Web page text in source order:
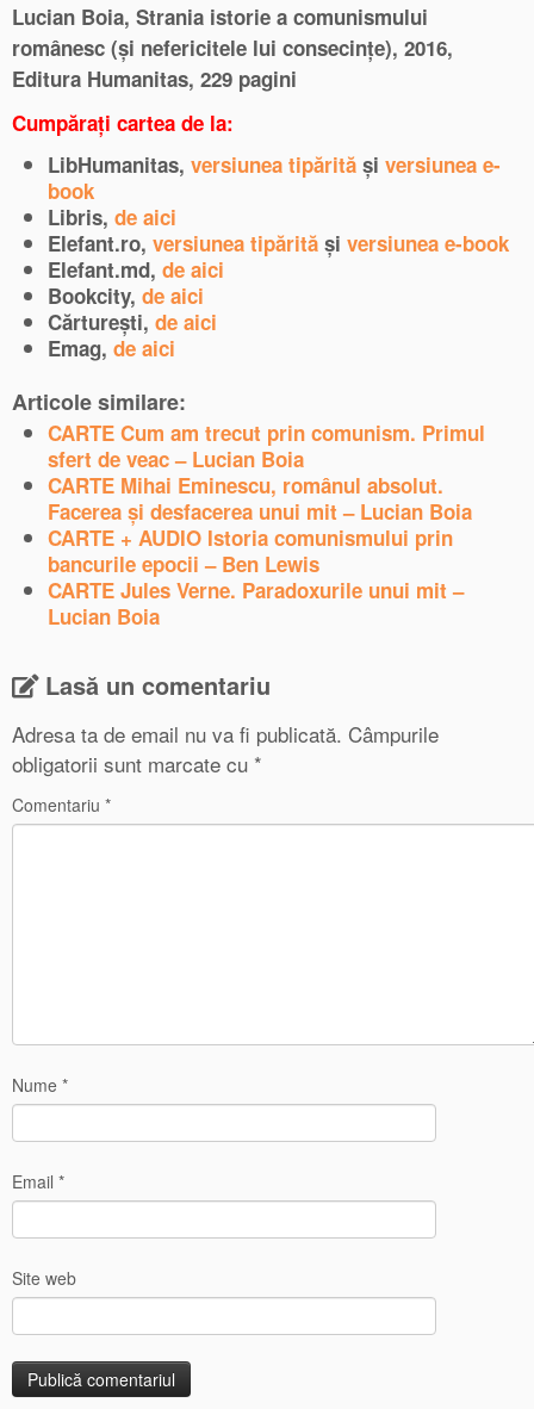
Lucian Boia, Strania istorie a comunismului
românesc (și nefericitele lui consecințe), 2016,
Editura Humanitas, 229 pagini
Cumpărați cartea de la:
LibHumanitas, versiunea tipărită și versiunea e-
book
Libris, de aici
Elefant.ro, versiunea tipărită și versiunea e-book
Elefant.md, de aici
Bookcity, de aici
Cărturești, de aici
Emag, de aici
Articole similare:
CARTE Cum am trecut prin comunism. Primul
sfert de veac – Lucian Boia
CARTE Mihai Eminescu, românul absolut.
Facerea și desfacerea unui mit – Lucian Boia
CARTE + AUDIO Istoria comunismului prin
bancurile epocii – Ben Lewis
CARTE Jules Verne. Paradoxurile unui mit –
Lucian Boia
Lasă un comentariu
Adresa ta de email nu va fi publicată. Câmpurile
obligatorii sunt marcate cu *
Comentariu *
Nume *
Email *
Site web